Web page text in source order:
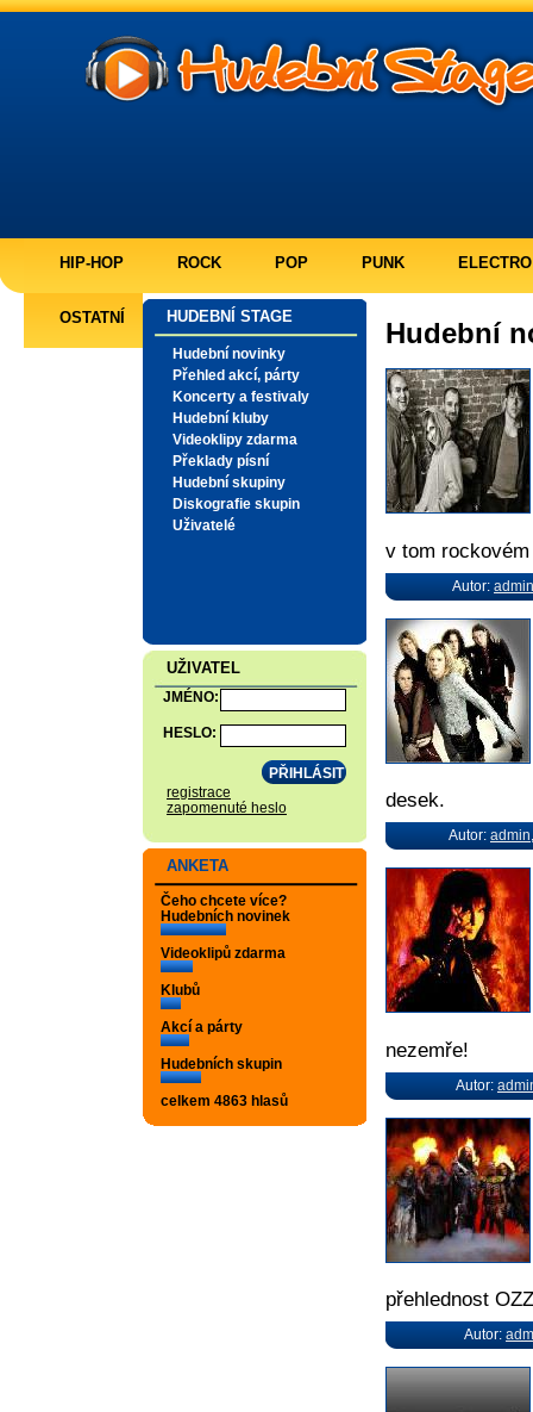
HIP-HOP ROCK POP PUNK ELECTRO
OSTATNÍ HUDEBNÍ STAGE
Hudební novinky
Přehled akcí, párty
Koncerty a festivaly
Hudební kluby
Videoklipy zdarma
Překlady písní
Hudební skupiny
Diskografie skupin
Uživatelé
UŽIVATEL
JMÉNO:
HESLO:
registrace
zapomenuté heslo
ANKETA
Čeho chcete více?
Hudebních novinek
Videoklipů zdarma
Klubů
Akcí a párty
Hudebních skupin
celkem 4863 hlasů
Hudební
v tom
Autor: admin
desek.
Autor: admin
nezemře!
Autor:
přehlednost
Autor: